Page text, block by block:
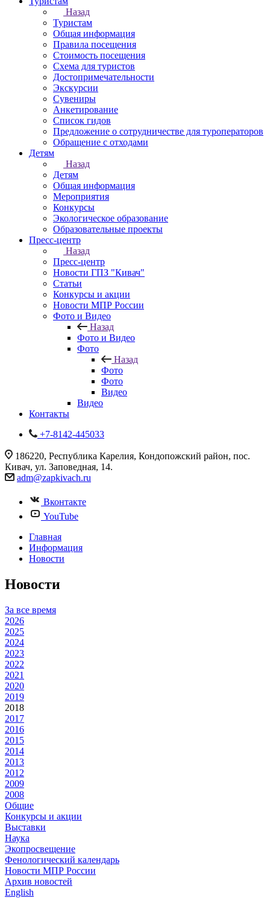
Назад
Туристам
Общая информация
Правила посещения
Стоимость посещения
Схема для туристов
Достопримечательности
Экскурсии
Сувениры
Анкетирование
Список гидов
Предложение о сотрудничестве для туроператоров
Обращение с отходами
Детям
Назад
Детям
Общая информация
Мероприятия
Конкурсы
Экологическое образование
Образовательные проекты
Пресс-центр
Назад
Пресс-центр
Новости ГПЗ "Кивач"
Статьи
Конкурсы и акции
Новости МПР России
Фото и Видео
Назад
Фото и Видео
Фото
Назад
Фото
Фото
Видео
Видео
Контакты
+7-8142-445033
186220, Республика Карелия, Кондопожский район, пос.
Кивач, ул. Заповедная, 14.
adm@zapkivach.ru
Вконтакте
YouTube
Главная
Информация
Новости
Новости
За все время
2026
2025
2024
2023
2022
2021
2020
2019
2018
2017
2016
2015
2014
2013
2012
2009
2008
Общие
Конкурсы и акции
Выставки
Наука
Экопросвещение
Фенологический календарь
Новости МПР России
Архив новостей
English